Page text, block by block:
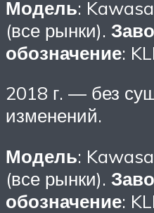
Модель:
(все рынки).
обозначение:
2018 г. — без
изменений.
Модель:
(все рынки).
обозначение: